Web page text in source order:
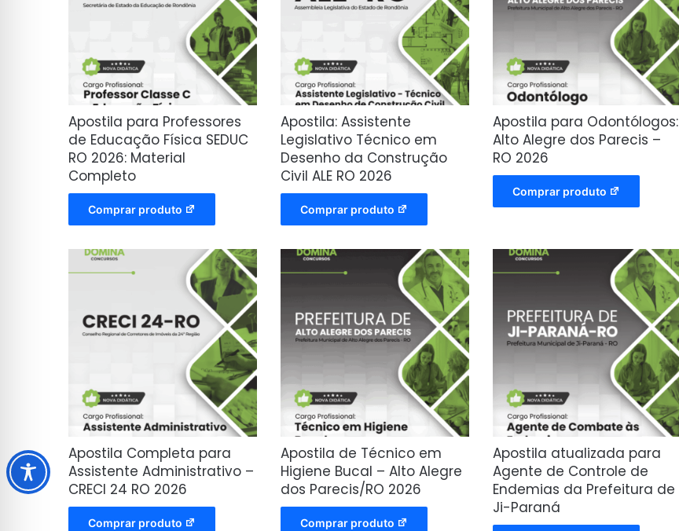
Apostila para Professores
de Educação Física SEDUC
RO 2026: Material
Completo
Comprar produto
Apostila: Assistente
Legislativo Técnico em
Desenho da Construção
Civil ALE RO 2026
Comprar produto
Apostila para Odontólogos:
Alto Alegre dos Parecis –
RO 2026
Comprar produto
Apostila Completa para
Assistente Administrativo –
CRECI 24 RO 2026
Comprar produto
Apostila de Técnico em
Higiene Bucal – Alto Alegre
dos Parecis/RO 2026
Comprar produto
Apostila atualizada para
Agente de Controle de
Endemias da Prefeitura de
Ji-Paraná